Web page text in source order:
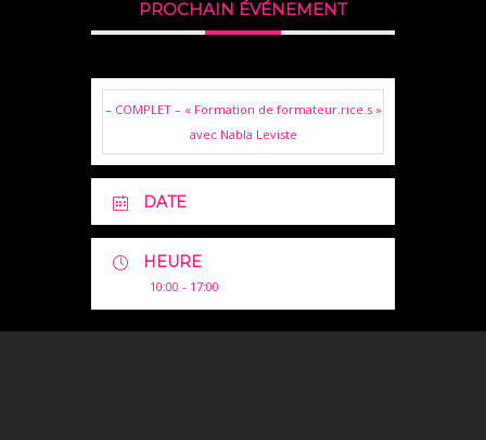
PROCHAIN ÉVÉNEMENT
– COMPLET – « Formation de formateur.rice.s »
avec Nabla Leviste
DATE
HEURE
10:00 - 17:00